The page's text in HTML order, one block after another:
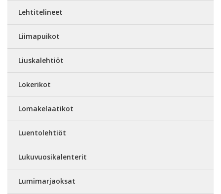
Lehtitelineet
Liimapuikot
Liuskalehtiöt
Lokerikot
Lomakelaatikot
Luentolehtiöt
Lukuvuosikalenterit
Lumimarjaoksat